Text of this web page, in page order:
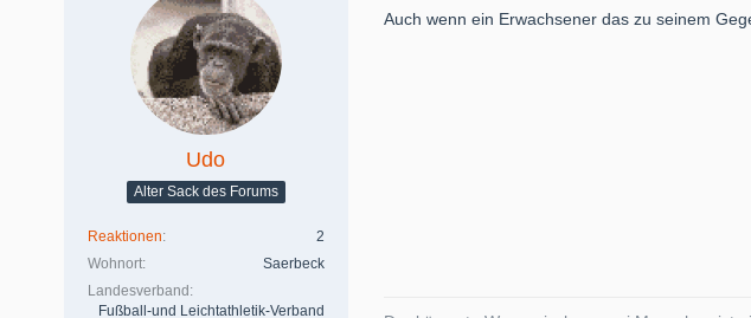
Udo
Alter Sack des Forums
Reaktionen
2
Wohnort
Saerbeck
Landesverband
Fußball-und Leichtathletik-Verband
Auch wenn ein Erwachsener das zu seinem